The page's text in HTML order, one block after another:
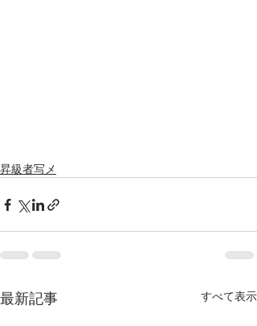
昇級者写メ
最新記事 すべて表示